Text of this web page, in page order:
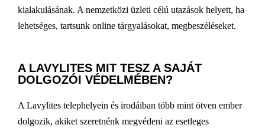
kialakulásának. A nemzetközi üzleti célú utazások helyett, ha
lehetséges, tartsunk online tárgyalásokat, megbeszéléseket.
A LAVYLITES MIT TESZ A SAJÁT
DOLGOZÓI VÉDELMÉBEN?
A Lavylites telephelyein és irodáiban több mint ötven ember
dolgozik, akiket szeretnénk megvédeni az esetleges